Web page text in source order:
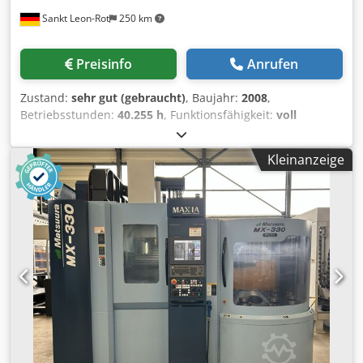
32 mm Bohrung/Stange; C-Achse max. Drehzahl 8.000
Version) • Gegenspindel: Teilhohlspannung, C-Achse;
Reinigungseinheit auf unterem Werkzeugrevolver montiert
Werkzeughalter; Doppelantrieb • Unterer
Werkzeugrevolver: X/Y/Z/H-Achsen; 9 Werkzeughalter;
kombinierter Antrieb; separater Gegenspindelbetrieb •
Messen/Rückmeldung: Glasmaßstäbe an der X-Achse
(oberer und unterer Revolver); Drehgeber an der C-Achse •
Rückseitenbearbeitung: 8-Positionen-Rückseitentisch mit
kombiniertem Antrieb für bis zu 3 Werkzeuge; vorbereitet
für innere Kühlmittelzufuhr • Spannen:
Spannrichtungsumkehrvorrichtung und
Gegenspanndruckvorrichtung an Haupt- und
Gegenspindel • Kühlmittelanlage: Standardanlage mit 3-
Bar- und 8-Bar-Pumpen (50 Hz) in einem 500-Liter-Tank;
zusätzliche 28-Bar-Pumpe (50 Hz), 19 l/min Förderleistung •
Absaugung: Anschluss D 150 mm für Zentralabsaugung
Zusätzliche Ausrüstung • Keine angegeben (keine Roboter,
Sankt Leon-Rot 250 km
Preisinfo Anrufen
Zustand: sehr gut (gebraucht), Baujahr: 2008,
Betriebsstunden: 40.255 h, Funktionsfähigkeit: voll
, Zum Verkauf steht eine DMG DECKEL
MAHO DMF 220 linear, ein 5-Achs-Universal-
Bearbeitungszentrum in Fahrständerbauweise. Die
Maschine wurde 2008 gebaut und im Jahr 2022 auf
Siemens Sinumerik 840D Solution Line modernisiert / total
retrofitted. Ausgestattet mit 5-Achs-Simultan-Lizenz,
Siemens Sinamics-Antriebstechnik, Siemens OP15 Black
Operator Panel, MCP-Bedienfeld und elektrischem
Handrad. Technische Daten: Hersteller: DMG DECKEL
MAHO Typ: DMF 220 linear Maschinenart: 5-Achs-
Universal-Bearbeitungszentrum / Fahrständer-
Bearbeitungszentrum Baujahr: 2008 Steuerung: Siemens
Sinumerik 840D Solution Line Modernisierung / Total
Retrofit: Siemens CNC- / Antriebsmodernisierung 2022 5-
Kleinanzeige